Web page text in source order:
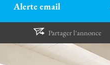
Alerte email
Partager l'annonce